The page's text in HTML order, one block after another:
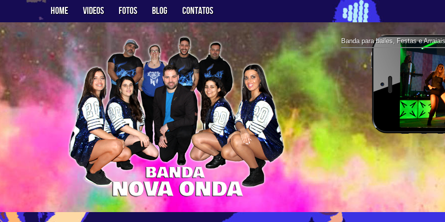
Home Videos Fotos Blog Contatos
Banda para bailes, Festas e Arraiais